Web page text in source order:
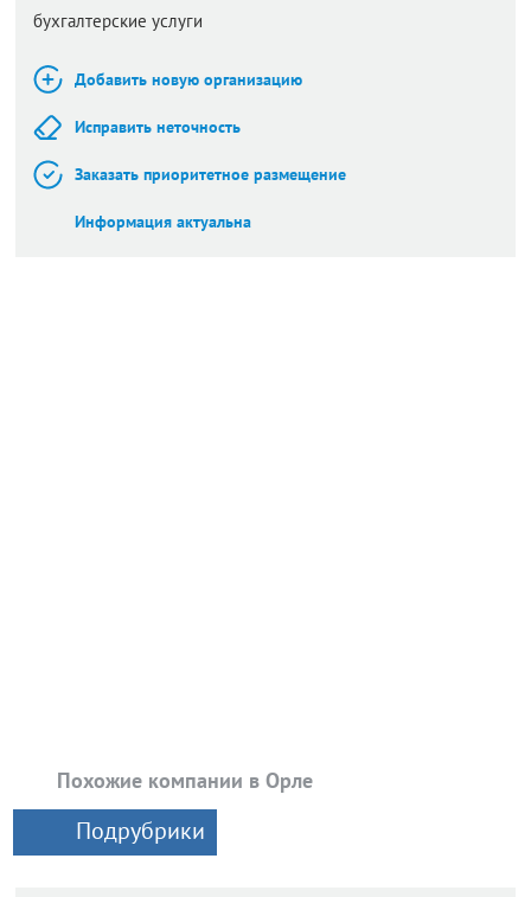
бухгалтерские услуги
Добавить новую организацию
Исправить неточность
Заказать приоритетное размещение
Информация актуальна
Похожие компании в Орле
Подрубрики